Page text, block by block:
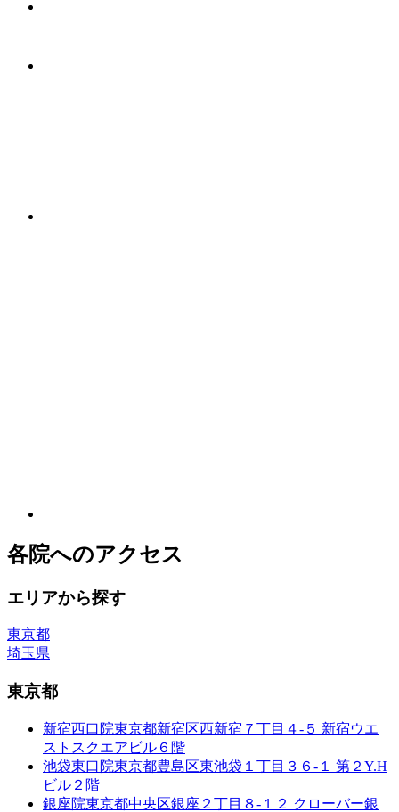
各院へのアクセス
エリアから探す
東京都
埼玉県
東京都
新宿西口院東京都新宿区西新宿７丁目４-５ 新宿ウエ
ストスクエアビル６階
池袋東口院東京都豊島区東池袋１丁目３６-１ 第２Y.H
ビル２階
銀座院東京都中央区銀座２丁目８-１２ クローバー銀